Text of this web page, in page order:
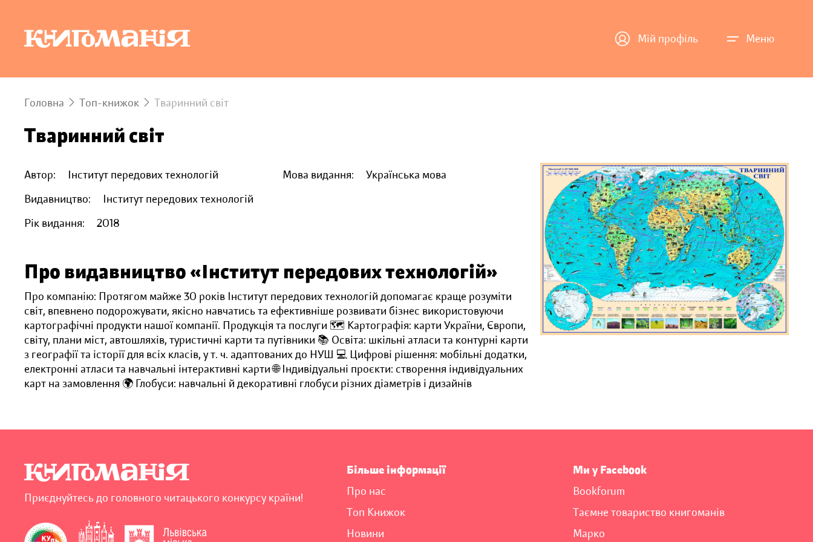
Мій профіль Меню
Головна Топ-книжок Тваринний світ
Тваринний світ
Автор:
Інститут передових технологій
Видавництво:
Інститут передових технологій
Рік видання:
2018
Мова видання: Українська мова
Про видавництво «Інститут передових технологій»
Про компанію: Протягом майже 30 років Інститут передових технологій допомагає краще розуміти
світ, впевнено подорожувати, якісно навчатись та ефективніше розвивати бізнес використовуючи
картографічні продукти нашої компанії. Продукція та послуги 🗺️ Картографія: карти України, Європи,
світу, плани міст, автошляхів, туристичні карти та путівники 📚 Освіта: шкільні атласи та контурні карти
з географії та історії для всіх класів, у т. ч. адаптованих до НУШ 💻 Цифрові рішення: мобільні додатки,
електронні атласи та навчальні інтерактивні карти 🌐 Індивідуальні проєкти: створення індивідуальних
карт на замовлення 🌍 Глобуси: навчальні й декоративні глобуси різних діаметрів і дизайнів
Приєднуйтесь до головного читацького конкурсу країни!
Більше інформації
Про нас
Топ Книжок
Новини
Ми у Facebook
Bookforum
Таємне товариство книгоманів
Марко